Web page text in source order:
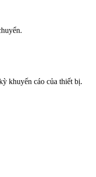
khuyến cáo của thiết bị.